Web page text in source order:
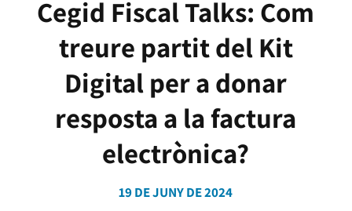
Cegid Fiscal Talks: Com
treure partit del Kit
Digital per a donar
resposta a la factura
electrònica?
19 DE JUNY DE 2024